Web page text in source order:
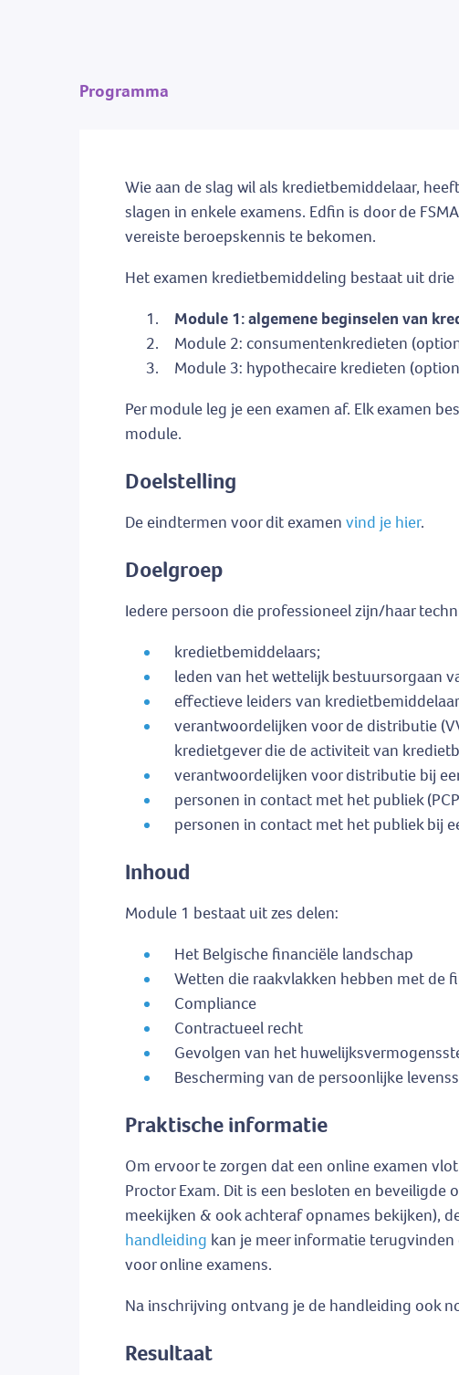
Programma
Wie aan de slag wil als kredietbemiddelaar,
slagen in enkele examens. Edfin is door de
vereiste beroepskennis te bekomen.
Het examen kredietbemiddeling bestaat uit drie
Module 1: algemene beginselen van
Module 2: consumentenkredieten
Module 3: hypothecaire kredieten
Per module leg je een examen af. Elk examen
module.
Doelstelling
De eindtermen voor dit examen vind je hier.
Doelgroep
Iedere persoon die professioneel zijn/haar
kredietbemiddelaars;
leden van het wettelijk bestuursorgaan
effectieve leiders van
verantwoordelijken voor de distributie
kredietgever die de activiteit van
verantwoordelijken voor distributie bij
personen in contact met het publiek
personen in contact met het publiek bij
Inhoud
Module 1 bestaat uit zes delen:
Het Belgische financiële landschap
Wetten die raakvlakken hebben met de
Compliance
Contractueel recht
Gevolgen van het
Bescherming van de persoonlijke
Praktische informatie
Om ervoor te zorgen dat een online examen
Proctor Exam. Dit is een besloten en
meekijken & ook achteraf opnames bekijken),
handleiding kan je meer informatie
voor online examens.
Na inschrijving ontvang je de handleiding ook
Resultaat